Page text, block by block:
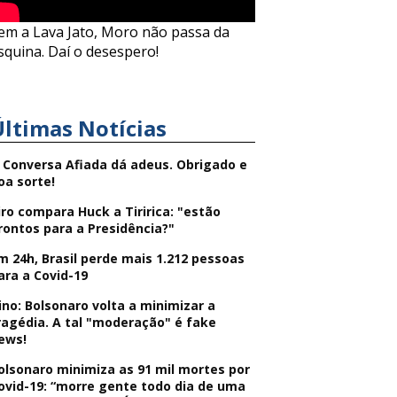
a Lava Jato, Moro não passa da
Daí o desespero!
Notícias
Conversa Afiada dá adeus. Obrigado e
sorte!
compara Huck a Tiririca: "estão
para a Presidência?"
24h, Brasil perde mais 1.212 pessoas
a Covid-19
Bolsonaro volta a minimizar a
A tal "moderação" é fake
minimiza as 91 mil mortes por
19: “morre gente todo dia de uma